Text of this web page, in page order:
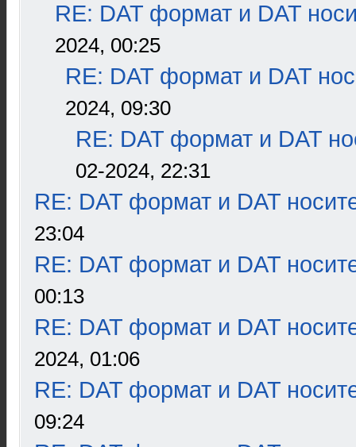
RE: DAT формат и DAT
2024, 00:25
RE: DAT формат и DAT
2024, 09:30
RE: DAT формат и DAT
02-2024, 22:31
RE: DAT формат и DAT
23:04
RE: DAT формат и DAT
00:13
RE: DAT формат и DAT
2024, 01:06
RE: DAT формат и DAT
09:24